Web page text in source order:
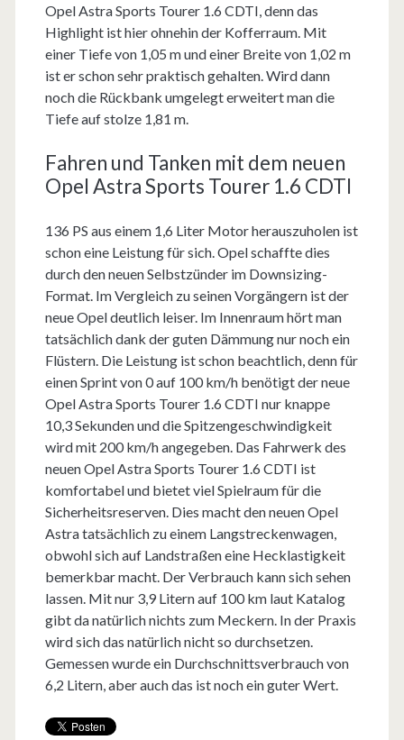
Opel Astra Sports Tourer 1.6 CDTI, denn das
Highlight ist hier ohnehin der Kofferraum. Mit
einer Tiefe von 1,05 m und einer Breite von 1,02 m
ist er schon sehr praktisch gehalten. Wird dann
noch die Rückbank umgelegt erweitert man die
Tiefe auf stolze 1,81 m.
Fahren und Tanken mit dem neuen
Opel Astra Sports Tourer 1.6 CDTI
136 PS aus einem 1,6 Liter Motor herauszuholen ist
schon eine Leistung für sich. Opel schaffte dies
durch den neuen Selbstzünder im Downsizing-
Format. Im Vergleich zu seinen Vorgängern ist der
neue Opel deutlich leiser. Im Innenraum hört man
tatsächlich dank der guten Dämmung nur noch ein
Flüstern. Die Leistung ist schon beachtlich, denn für
einen Sprint von 0 auf 100 km/h benötigt der neue
Opel Astra Sports Tourer 1.6 CDTI nur knappe
10,3 Sekunden und die Spitzengeschwindigkeit
wird mit 200 km/h angegeben. Das Fahrwerk des
neuen Opel Astra Sports Tourer 1.6 CDTI ist
komfortabel und bietet viel Spielraum für die
Sicherheitsreserven. Dies macht den neuen Opel
Astra tatsächlich zu einem Langstreckenwagen,
obwohl sich auf Landstraßen eine Hecklastigkeit
bemerkbar macht. Der Verbrauch kann sich sehen
lassen. Mit nur 3,9 Litern auf 100 km laut Katalog
gibt da natürlich nichts zum Meckern. In der Praxis
wird sich das natürlich nicht so durchsetzen.
Gemessen wurde ein Durchschnittsverbrauch von
6,2 Litern, aber auch das ist noch ein guter Wert.